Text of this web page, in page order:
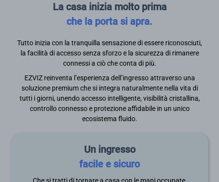
La casa inizia molto prima
che la porta si apra.
Tutto inizia con la tranquilla sensazione di essere riconosciuti,
la facilità di accesso senza sforzo e la sicurezza di rimanere
connessi a ciò che conta di più.
EZVIZ reinventa l’esperienza dell’ingresso attraverso una
soluzione premium che si integra naturalmente nella vita di
tutti i giorni, unendo accesso intelligente, visibilità cristallina,
controllo connesso e protezione affidabile in un unico
ecosistema fluido.
Un ingresso
facile e sicuro